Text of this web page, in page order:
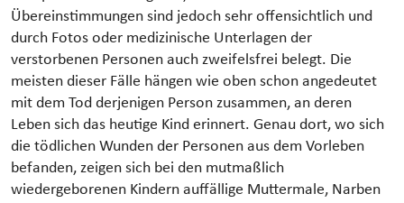
Übereinstimmungen sind jedoch sehr offensichtlich und
durch Fotos oder medizinische Unterlagen der
verstorbenen Personen auch zweifelsfrei belegt. Die
meisten dieser Fälle hängen wie oben schon angedeutet
mit dem Tod derjenigen Person zusammen, an deren
Leben sich das heutige Kind erinnert. Genau dort, wo sich
die tödlichen Wunden der Personen aus dem Vorleben
befanden, zeigen sich bei den mutmaßlich
wiedergeborenen Kindern auffällige Muttermale, Narben